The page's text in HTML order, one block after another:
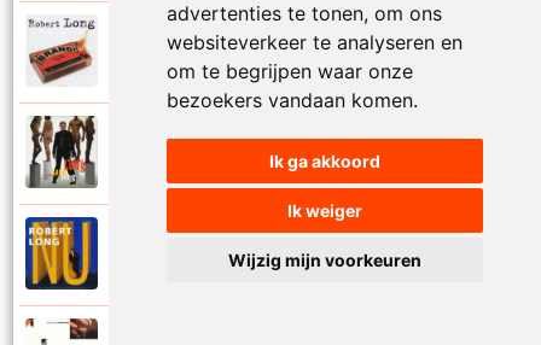
advertenties te tonen, om ons
websiteverkeer te analyseren en
om te begrijpen waar onze
bezoekers vandaan komen.
Ik ga akkoord
Ik weiger
Wijzig mijn voorkeuren
Robert Long
Na zijn dood
Robert Long
Nooit goed geweest in afscheid